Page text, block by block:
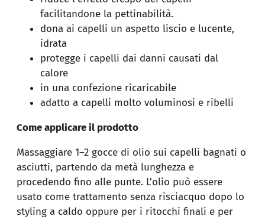
facilitandone la pettinabilità.
dona ai capelli un aspetto liscio e lucente,
idrata
protegge i capelli dai danni causati dal
calore
in una confezione ricaricabile
adatto a capelli molto voluminosi e ribelli
Come applicare il prodotto
Massaggiare 1–2 gocce di olio sui capelli bagnati o
asciutti, partendo da metà lunghezza e
procedendo fino alle punte. L’olio può essere
usato come trattamento senza risciacquo dopo lo
styling a caldo oppure per i ritocchi finali e per